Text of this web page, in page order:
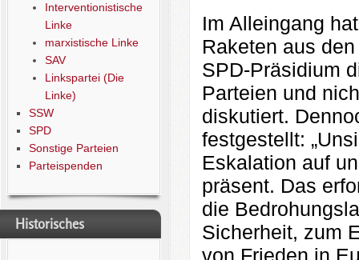
Interventionistische
Linke
marxistische Linke
SAV
Linkspartei (Die
Linke)
SSW
SPD
Sonstige Parteien
Parteispenden
Historisches
Im Alleingang
Raketen aus
SPD-Präsidium
Parteien und
diskutiert.
festgestellt:
Eskalation auf
präsent. Das
die
Sicherheit, zum
von Frieden in